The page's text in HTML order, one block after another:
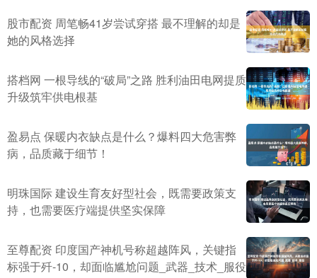
股市配资 周笔畅41岁尝试穿搭 最不理解的却是
她的风格选择
搭档网 一根导线的“破局”之路 胜利油田电网提质
升级筑牢供电根基
盈易点 保暖内衣缺点是什么？爆料四大危害弊
病，品质藏于细节！
明珠国际 建设生育友好型社会，既需要政策支
持，也需要医疗端提供坚实保障
至尊配资 印度国产神机号称超越阵风，关键指
标强于歼-10，却面临尴尬问题_武器_技术_服役